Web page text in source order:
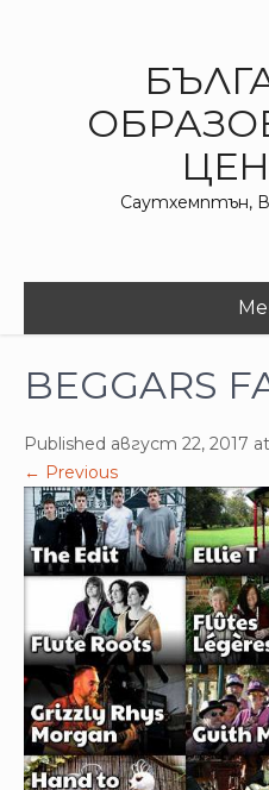
Саутхемптън,
BEGGARS
Published август 22, 2017 at
← Previous